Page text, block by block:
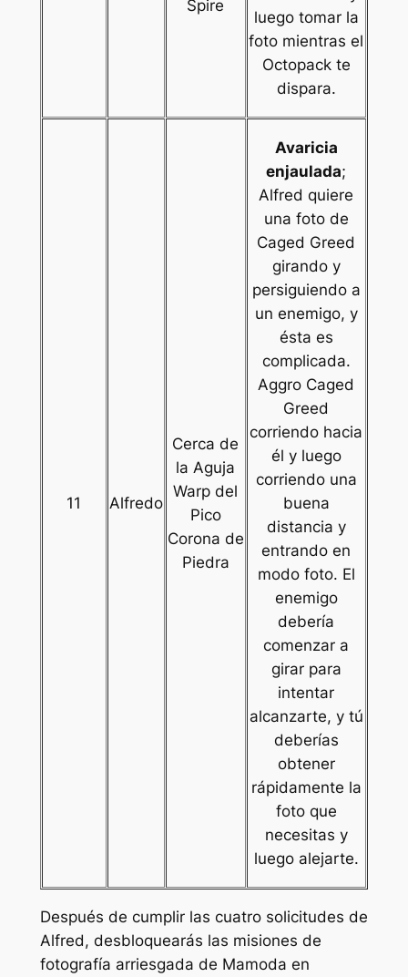
Spire
luego tomar la
foto mientras el
Octopack te
dispara.
11 Alfredo
Cerca de
la Aguja
Warp del
Pico
Corona de
Piedra
Avaricia
enjaulada;
Alfred quiere
una foto de
Caged Greed
girando y
persiguiendo a
un enemigo, y
ésta es
complicada.
Aggro Caged
Greed
corriendo hacia
él y luego
corriendo una
buena
distancia y
entrando en
modo foto. El
enemigo
debería
comenzar a
girar para
intentar
alcanzarte, y tú
deberías
obtener
rápidamente la
foto que
necesitas y
luego alejarte.
Después de cumplir las cuatro solicitudes de
Alfred, desbloquearás las misiones de
fotografía arriesgada de Mamoda en